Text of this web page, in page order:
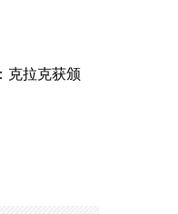
克拉克获颁